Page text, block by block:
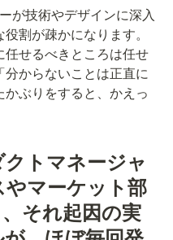
が技術やデザインに深入
割が疎かになります。
せるべきところは任せ
からないことは正直に
ぶりをすると、かえっ
トマネージャ
マーケット部
それ起因の実